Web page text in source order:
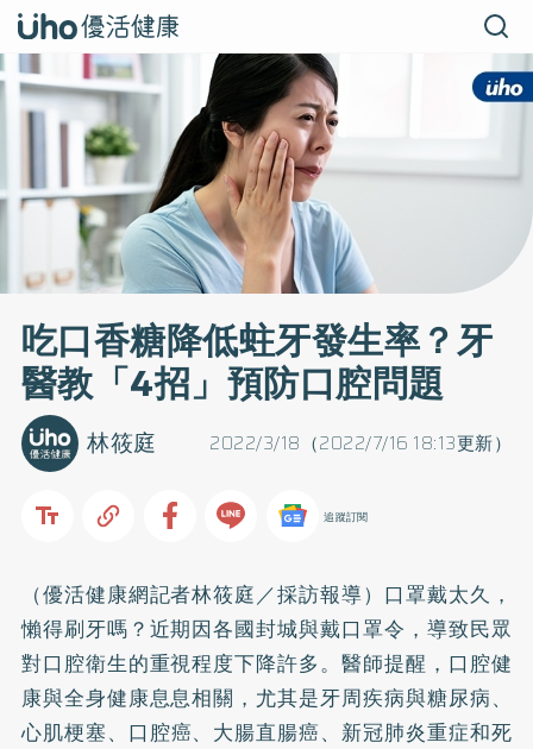
吃口香糖降低蛀牙發生率？牙
醫教「4招」預防口腔問題
2022/3/18（2022/7/16 18:13更新）
林筱庭
追蹤訂閱
（優活健康網記者林筱庭／採訪報導）口罩戴太久，
懶得刷牙嗎？近期因各國封城與戴口罩令，導致民眾
對口腔衛生的重視程度下降許多。醫師提醒，口腔健
康與全身健康息息相關，尤其是牙周疾病與糖尿病、
心肌梗塞、 口腔癌、大腸直腸癌、新冠肺炎重症和死